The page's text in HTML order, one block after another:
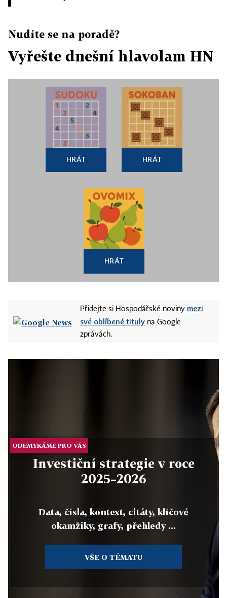
Nudíte se na poradě?
Vyřešte dnešní hlavolam HN
HRÁT HRÁT
HRÁT
Přidejte si Hospodářské noviny mezi
své oblíbené tituly na Google
zprávách.
ODEMYKÁME PRO VÁS
Investiční strategie v roce
2025–2026
Data, čísla, kontext, citáty, klíčové
okamžiky, grafy, přehledy ...
VŠE O TÉMATU